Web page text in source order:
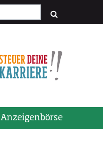
Anzeigenbörse